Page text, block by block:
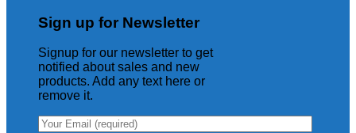
Sign up for Newsletter
Signup for our newsletter to get
notified about sales and new
products. Add any text here or
remove it.